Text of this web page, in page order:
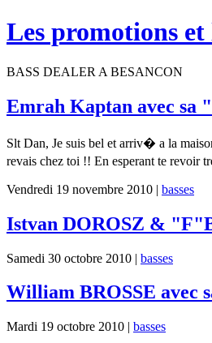
Les promotions et
BASS DEALER A BESANCON
Emrah Kaptan avec sa
Slt Dan, Je suis bel et arriv� a la
revais chez toi !! En esperant te revoir
Vendredi 19 novembre 2010 | basses
Istvan DOROSZ &
Samedi 30 octobre 2010 | basses
William BROSSE avec
Mardi 19 octobre 2010 | basses